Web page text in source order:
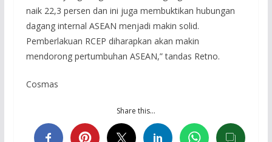
naik 22,3 persen dan ini juga membuktikan hubungan
dagang internal ASEAN menjadi makin solid.
Pemberlakuan RCEP diharapkan akan makin
mendorong pertumbuhan ASEAN,” tandas Retno.
Cosmas
Share this…